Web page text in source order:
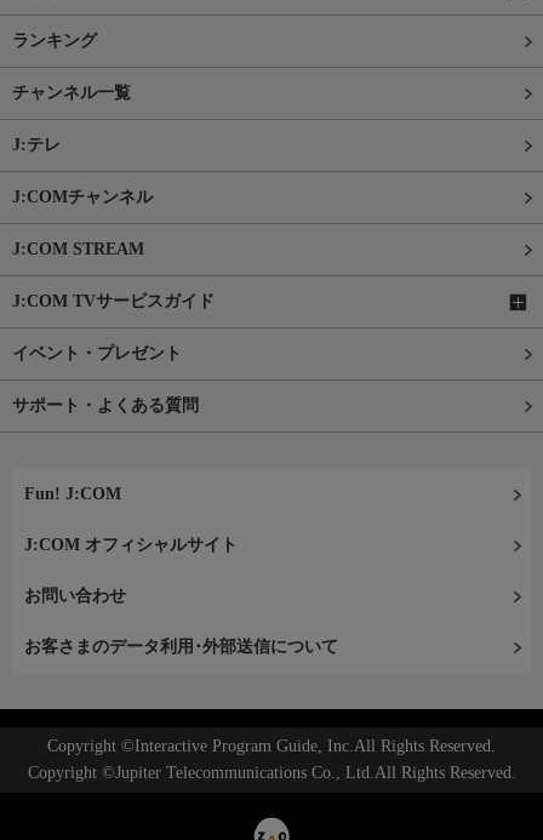
ランキング
チャンネル一覧
J:テレ
J:COMチャンネル
J:COM STREAM
J:COM TVサービスガイド
イベント・プレゼント
サポート・よくある質問
Fun! J:COM
J:COM オフィシャルサイト
お問い合わせ
お客さまのデータ利用･外部送信について
Copyright ©Interactive Program Guide, Inc.All Rights Reserved.
Copyright ©Jupiter Telecommunications Co., Ltd.All Rights Reserved.